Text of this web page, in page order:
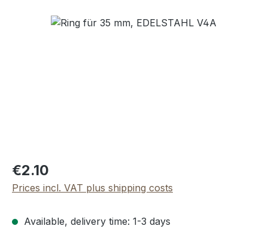
Skip image gallery
Regular price:
€2.10
Prices incl. VAT plus shipping costs
Available, delivery time: 1-3 days